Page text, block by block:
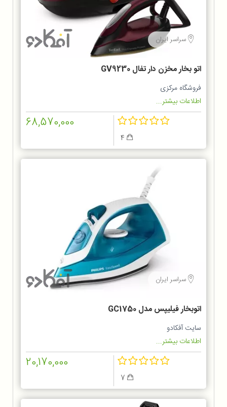
سراسر ایران
اتو بخار مخزن دار تفال GV9230
فروشگاه مرکزی
اطلاعات بیشتر...
68,570,000
سراسر ایران
اتوبخار فیلیپس مدل GC1750
سایت آفکادو
اطلاعات بیشتر...
20,170,000